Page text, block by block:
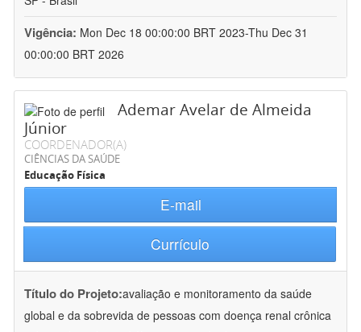
Vigência: Mon Dec 18 00:00:00 BRT 2023-Thu Dec 31
00:00:00 BRT 2026
Ademar Avelar de Almeida
Júnior
COORDENADOR(A)
CIÊNCIAS DA SAÚDE
Educação Física
E-mail
Currículo
Título do Projeto:avaliação e monitoramento da saúde
global e da sobrevida de pessoas com doença renal crônica